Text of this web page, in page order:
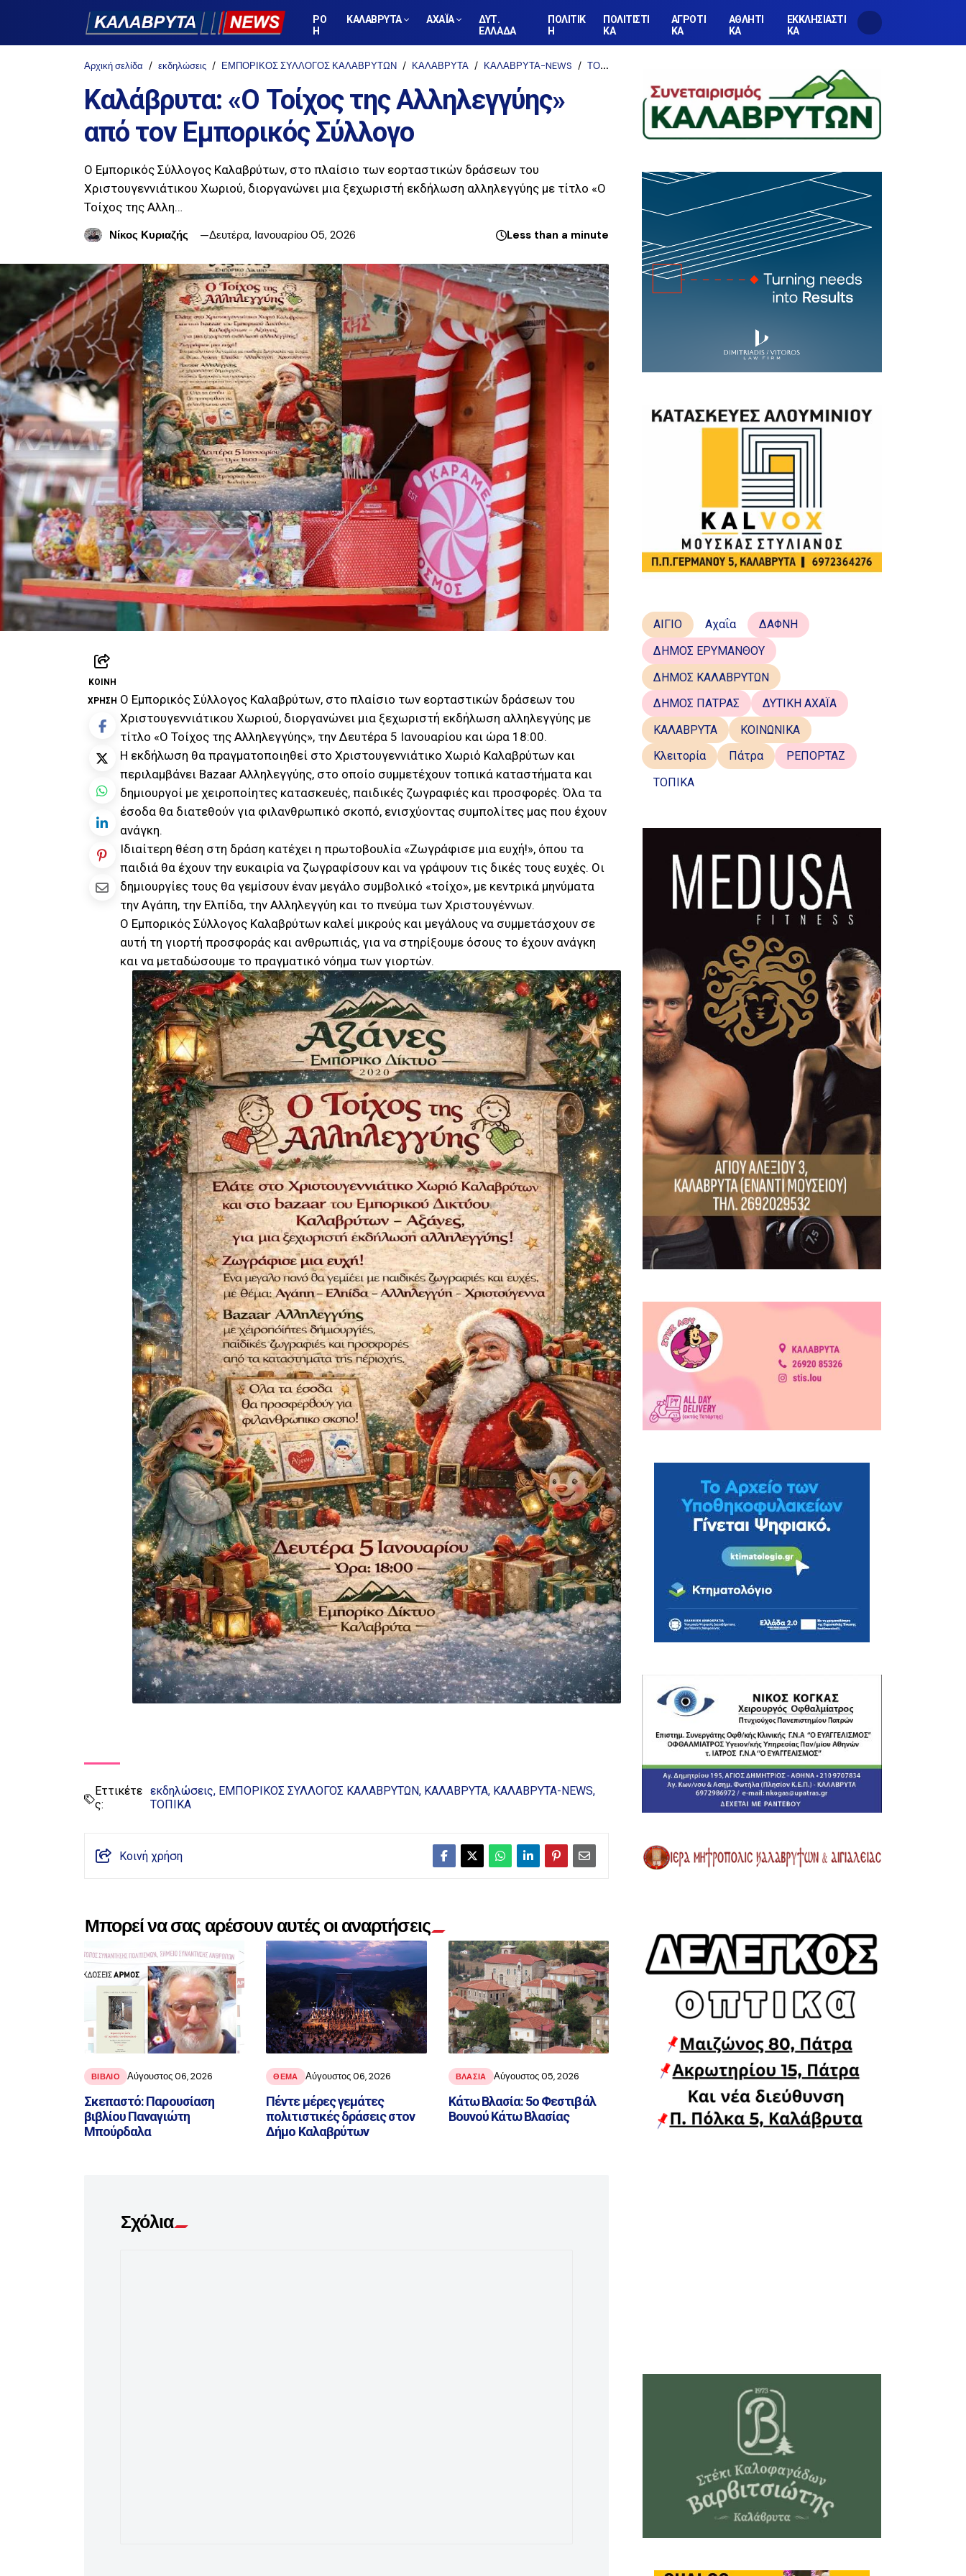
ΡΟ
Η
ΚΑΛΑΒΡΥΤΑ ΑΧΑΪΑ
ΔΥΤ.
ΕΛΛΑΔΑ
ΠΟΛΙΤΙΚ
Η
ΠΟΛΙΤΙΣΤΙ
ΚΑ
ΑΓΡΟΤΙ
ΚΑ
ΑΘΛΗΤΙ
ΚΑ
ΕΚΚΛΗΣΙΑΣΤΙ
ΚΑ
Αρχική σελίδα εκδηλώσεις ΕΜΠΟΡΙΚΟΣ ΣΥΛΛΟΓΟΣ ΚΑΛΑΒΡΥΤΩΝ ΚΑΛΑΒΡΥΤΑ ΚΑΛΑΒΡΥΤΑ-NEWS ΤΟΠΙΚΑ
Καλάβρυτα: «Ο Τοίχος της Αλληλεγγύης»
από τον Εμπορικός Σύλλογο
Ο Εμπορικός Σύλλογος Καλαβρύτων, στο πλαίσιο των εορταστικών δράσεων του
Χριστουγεννιάτικου Χωριού, διοργανώνει μια ξεχωριστή εκδήλωση αλληλεγγύης με τίτλο «Ο
Τοίχος της Αλλη…
Νίκος Κυριαζής
Δευτέρα, Ιανουαρίου 05, 2026 Less than a minute
ΚΟΙΝΉ
ΧΡΉΣΗ Ο Εμπορικός Σύλλογος Καλαβρύτων, στο πλαίσιο των εορταστικών δράσεων του
Χριστουγεννιάτικου Χωριού, διοργανώνει μια ξεχωριστή εκδήλωση αλληλεγγύης με
τίτλο «Ο Τοίχος της Αλληλεγγύης», την Δευτέρα 5 Ιανουαρίου και ώρα 18:00.
Η εκδήλωση θα πραγματοποιηθεί στο Χριστουγεννιάτικο Χωριό Καλαβρύτων και
περιλαμβάνει Bazaar Αλληλεγγύης, στο οποίο συμμετέχουν τοπικά καταστήματα και
δημιουργοί με χειροποίητες κατασκευές, παιδικές ζωγραφιές και προσφορές. Όλα τα
έσοδα θα διατεθούν για φιλανθρωπικό σκοπό, ενισχύοντας συμπολίτες μας που έχουν
ανάγκη.
Ιδιαίτερη θέση στη δράση κατέχει η πρωτοβουλία «Ζωγράφισε μια ευχή!», όπου τα
παιδιά θα έχουν την ευκαιρία να ζωγραφίσουν και να γράψουν τις δικές τους ευχές. Οι
δημιουργίες τους θα γεμίσουν έναν μεγάλο συμβολικό «τοίχο», με κεντρικά μηνύματα
την Αγάπη, την Ελπίδα, την Αλληλεγγύη και το πνεύμα των Χριστουγέννων.
Ο Εμπορικός Σύλλογος Καλαβρύτων καλεί μικρούς και μεγάλους να συμμετάσχουν σε
αυτή τη γιορτή προσφοράς και ανθρωπιάς, για να στηρίξουμε όσους το έχουν ανάγκη
και να μεταδώσουμε το πραγματικό νόημα των γιορτών.
Εττικέτε
ς:
εκδηλώσεις ΕΜΠΟΡΙΚΟΣ ΣΥΛΛΟΓΟΣ ΚΑΛΑΒΡΥΤΩΝ ΚΑΛΑΒΡΥΤΑ ΚΑΛΑΒΡΥΤΑ-NEWS
ΤΟΠΙΚΑ
Κοινή χρήση
Μπορεί να σας αρέσουν αυτές οι αναρτήσεις
ΒΙΒΛΊΟ Αύγουστος 06, 2026
Σκεπαστό: Παρουσίαση
βιβλίου Παναγιώτη
Μπούρδαλα
ΘΕΜΑ Αύγουστος 06, 2026
Πέντε μέρες γεμάτες
πολιτιστικές δράσεις στον
Δήμο Καλαβρύτων
ΒΛΑΣΊΑ Αύγουστος 05, 2026
Κάτω Βλασία: 5ο Φεστιβάλ
Βουνού Κάτω Βλασίας
Σχόλια
ΑΙΓΙΟ Αχαΐα
ΔΑΦΝΗ
ΔΗΜΟΣ ΕΡΥΜΑΝΘΟΥ
ΔΗΜΟΣ ΚΑΛΑΒΡΥΤΩΝ
ΔΗΜΟΣ ΠΑΤΡΑΣ
ΔΥΤΙΚΗ ΑΧΑΪΑ
ΚΑΛΑΒΡΥΤΑ
ΚΟΙΝΩΝΙΚΑ
Κλειτορία
Πάτρα
ΡΕΠΟΡΤΑΖ
ΤΟΠΙΚΑ